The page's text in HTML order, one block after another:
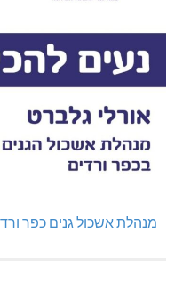
מנהלת אשכול גנים כפר